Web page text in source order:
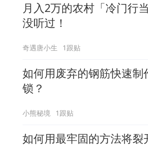
月入2万的农村「冷门行
没听过！
奇遇唐小生 1跟贴
如何用废弃的钢筋快速
锁？
小熊秘境 1跟贴
如何用最牢固的方法将裂